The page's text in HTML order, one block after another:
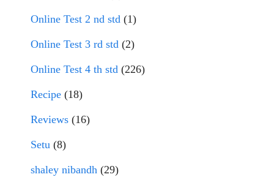
Online Test 2 nd std (1)
Online Test 3 rd std (2)
Online Test 4 th std (226)
Recipe (18)
Reviews (16)
Setu (8)
shaley nibandh (29)